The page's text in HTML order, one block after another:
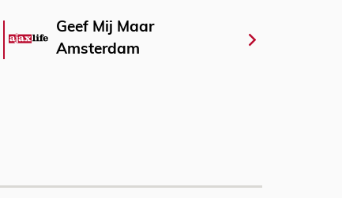
Geef Mij Maar
Amsterdam